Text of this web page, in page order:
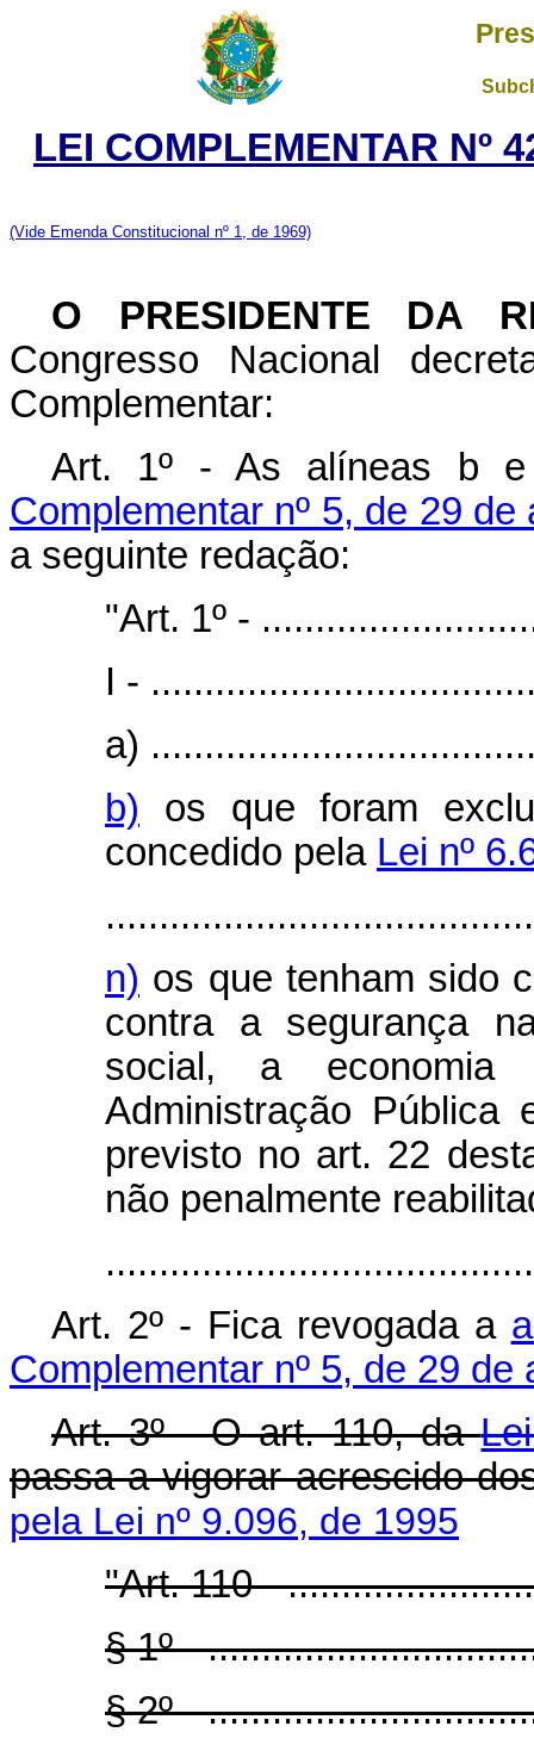
LEI COMPLEMENTAR Nº
(Vide Emenda Constitucional nº 1, de 1969)
O PRESIDENTE DA
Congresso Nacional
Complementar:
Art. 1º - As alíneas b
Complementar nº 5, de 29 de
a seguinte redação:
"Art. 1º -
I -
a)
b) os que foram
concedido pela Lei nº
n) os que tenham sido
contra a segurança
social, a
Administração
previsto no art. 22
não penalmente
Art. 2º - Fica revogada a
Complementar nº 5, de 29 de
Art. 3º - O art. 110, da
passa a vigorar acrescido
pela Lei nº 9.096, de 1995
"Art. 110 -
§ 1º -
§ 2º -